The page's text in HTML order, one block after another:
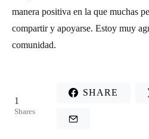
manera positiva en la que muchas
compartir y apoyarse. Estoy muy
comunidad.
1
Shares
SHARE